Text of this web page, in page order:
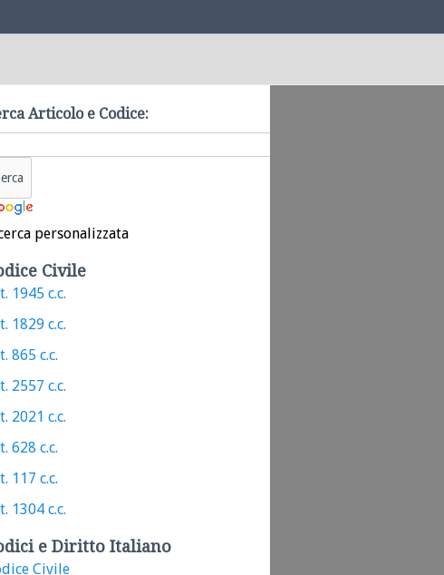
Articolo e Codice:
personalizzata
Civile
1945 c.c.
1829 c.c.
865 c.c.
2557 c.c.
2021 c.c.
628 c.c.
117 c.c.
1304 c.c.
e Diritto Italiano
Civile